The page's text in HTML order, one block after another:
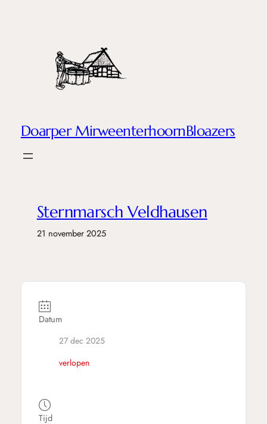
Doarper MirweenterhoornBloazers
Sternmarsch Veldhausen
21 november 2025
Datum
27 dec 2025
verlopen
Tijd